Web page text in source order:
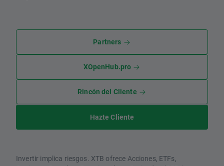
Partners
XOpenHub.pro
Rincón del Cliente
Hazte Cliente
Invertir implica riesgos. XTB ofrece Acciones, ETFs,